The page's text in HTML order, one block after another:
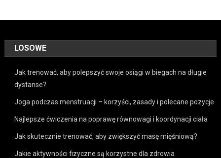
LOSOWE
Jak trenować, aby polepszyć swoje osiągi w biegach na długie
dystanse?
Joga podczas menstruacji – korzyści, zasady i polecane pozycje
Najlepsze ćwiczenia na poprawę równowagi i koordynacji ciała
Jak skutecznie trenować, aby zwiększyć masę mięśniową?
Jakie aktywności fizyczne są korzystne dla zdrowia